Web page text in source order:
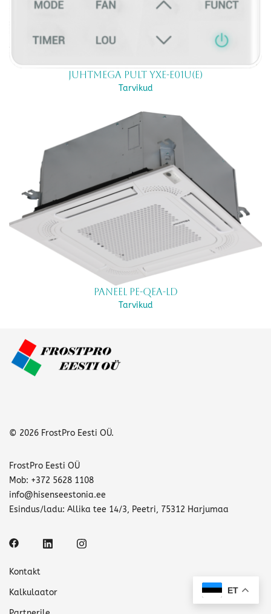
Juhtmega pult YXE-E01U(E)
Tarvikud
Paneel PE-QEA-LD
Tarvikud
© 2026 FrostPro Eesti OÜ.
FrostPro Eesti OÜ
Mob: +372 5628 1108
info@hisenseestonia.ee
Esindus/ladu: Allika tee 14/3, Peetri, 75312 Harjumaa
Kontakt
Kalkulaator
ET